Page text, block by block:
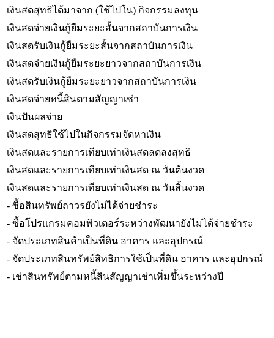
เงินสดสุทธิได้มาจาก (ใช้ไปใน) กิจกรรมลงทุน
เงินสดจ่ายเงินกู้ยืมระยะสั้นจากสถาบันการเงิน
เงินสดรับเงินกู้ยืมระยะสั้นจากสถาบันการเงิน
เงินสดจ่ายเงินกู้ยืมระยะยาวจากสถาบันการเงิน
เงินสดรับเงินกู้ยืมระยะยาวจากสถาบันการเงิน
เงินสดจ่ายหนี้สินตามสัญญาเช่า
เงินปันผลจ่าย
เงินสดสุทธิใช้ไปในกิจกรรมจัดหาเงิน
เงินสดและรายการเทียบเท่าเงินสดลดลงสุทธิ
เงินสดและรายการเทียบเท่าเงินสด ณ วันต้นงวด
เงินสดและรายการเทียบเท่าเงินสด ณ วันสิ้นงวด
- ซื้อสินทรัพย์ถาวรยังไม่ได้จ่ายชำระ
- ซื้อโปรแกรมคอมพิวเตอร์ระหว่างพัฒนายังไม่ได้จ่ายชำระ
- จัดประเภทสินค้าเป็นที่ดิน อาคาร และอุปกรณ์
- จัดประเภทสินทรัพย์สิทธิการใช้เป็นที่ดิน อาคาร และอุปกรณ์
- เช่าสินทรัพย์ตามหนี้สินสัญญาเช่าเพิ่มขึ้นระหว่างปี